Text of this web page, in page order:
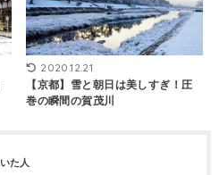
2020.12.21
【京都】雪と朝日は美しすぎ！圧
巻の瞬間の賀茂川